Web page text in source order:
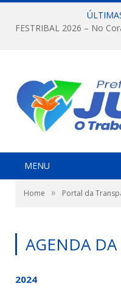
MENU
Home » Portal da
AGENDA DA
2024